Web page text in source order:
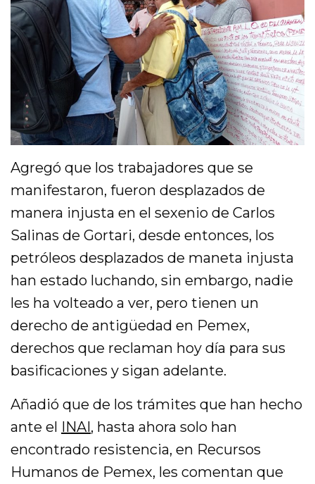
Agregó que los trabajadores que se
manifestaron, fueron desplazados de
manera injusta en el sexenio de Carlos
Salinas de Gortari, desde entonces, los
petróleos desplazados de maneta injusta
han estado luchando, sin embargo, nadie
les ha volteado a ver, pero tienen un
derecho de antigüedad en Pemex,
derechos que reclaman hoy día para sus
basificaciones y sigan adelante.
Añadió que de los trámites que han hecho
ante el INAI, hasta ahora solo han
encontrado resistencia, en Recursos
Humanos de Pemex, les comentan que